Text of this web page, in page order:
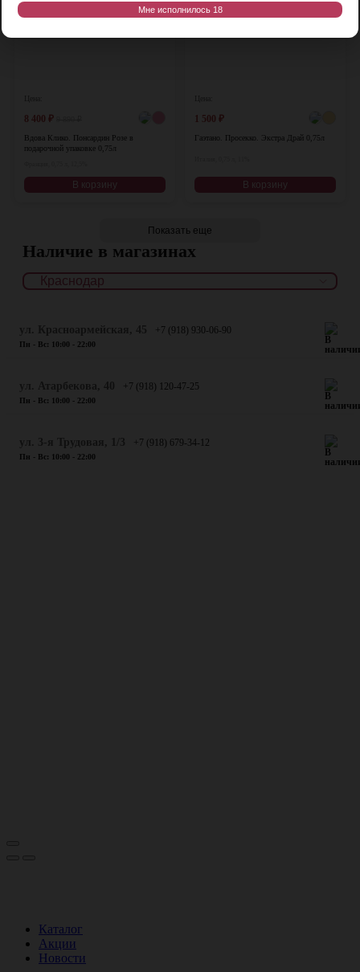
8 400 ₽
Вдова Клико. Понсардин Розе в
подарочной упаковке 0,75л
В корзину
1 500 ₽
Гаэтано. Просекко. Экстра Драй 0,75л
В корзину
Показать еще
Наличие в магазинах
+7 (918) 930-06-90
Пн - Вс: 10:00 - 22:00
+7 (918) 120-47-25
Пн - Вс: 10:00 - 22:00
+7 (918) 679-34-12
Пн - Вс: 10:00 - 22:00
Каталог
Акции
Новости
Мне исполнилось 18